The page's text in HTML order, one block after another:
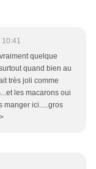
quelque
quand bien au
très joli comme
les macarons oui
manger ici.....gros